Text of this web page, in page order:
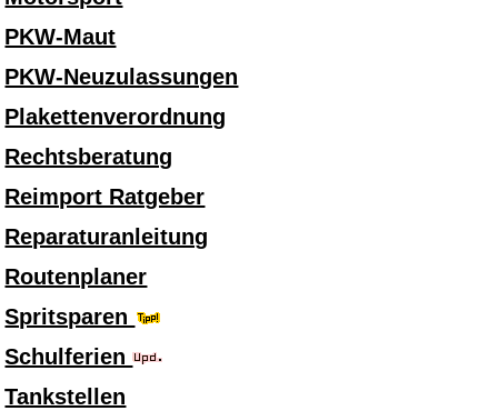
PKW-Maut
PKW-Neuzulassungen
Plakettenverordnung
Rechtsberatung
Reimport Ratgeber
Reparaturanleitung
Routenplaner
Spritsparen
Schulferien
Tankstellen